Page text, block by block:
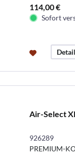
114,00 €
Sofort
Air-Select XL
926289
PREMIUM-